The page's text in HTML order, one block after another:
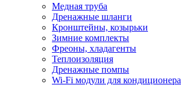
Медная труба
Дренажные шланги
Кронштейны, козырьки
Зимние комплекты
Фреоны, хладагенты
Теплоизоляция
Дренажные помпы
Wi-Fi модули для кондиционера